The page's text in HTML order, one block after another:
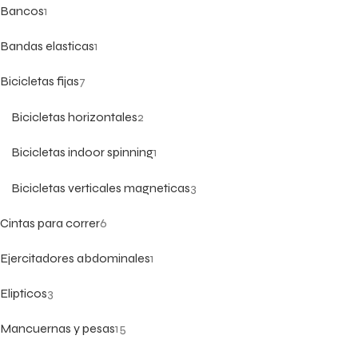
Bancos1
Bandas elasticas1
Bicicletas fijas7
Bicicletas horizontales2
Bicicletas indoor spinning1
Bicicletas verticales magneticas3
Cintas para correr6
Ejercitadores abdominales1
Elipticos3
Mancuernas y pesas15